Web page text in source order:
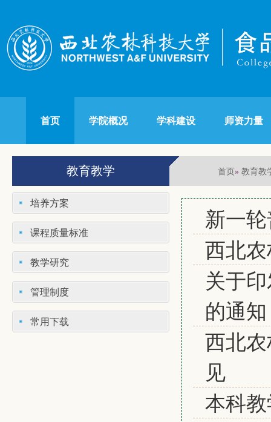
首页 学院概况 学科建设 师资力量
教育教学 首页» 教育教
培养方案
课程质量标准
教学研究
管理制度
常用下载
新一
西北
关于
的通
西北
见
本科